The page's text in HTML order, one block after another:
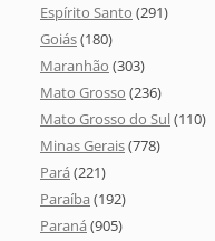
Espírito Santo (291)
Goiás(180)
Maranhão (303)
Mato Grosso (236)
Mato Grosso do Sul(110)
Minas Gerais(778)
Pará (221)
Paraíba (192)
Paraná (905)